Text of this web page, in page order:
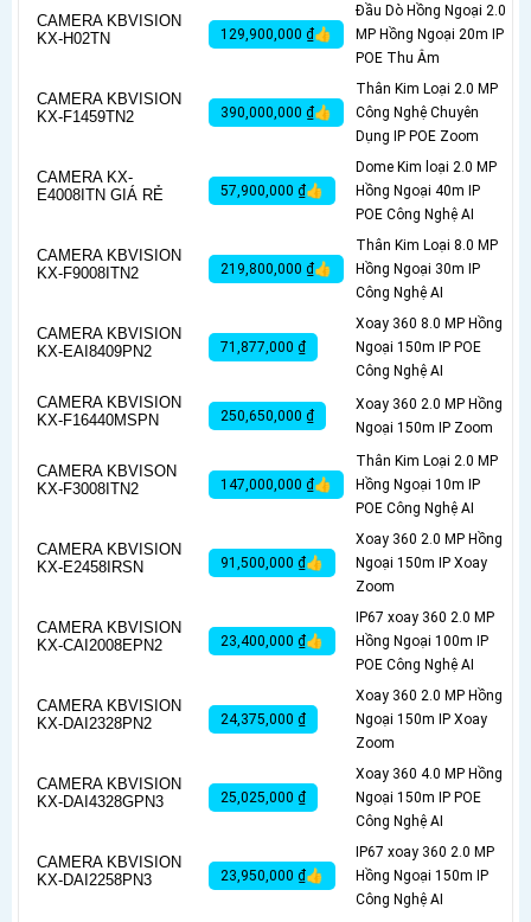
CAMERA KBVISION
KX-H02TN
129,900,000 ₫👍
Đầu Dò Hồng Ngoại 2.0
MP Hồng Ngoại 20m IP
POE Thu Âm
CAMERA KBVISION
KX-F1459TN2
390,000,000 ₫👍
Thân Kim Loại 2.0 MP
Công Nghệ Chuyên
Dụng IP POE Zoom
CAMERA KX-
E4008ITN GIÁ RẺ
57,900,000 ₫👍
Dome Kim loại 2.0 MP
Hồng Ngoại 40m IP
POE Công Nghệ AI
CAMERA KBVISION
KX-F9008ITN2
219,800,000 ₫👍
Thân Kim Loại 8.0 MP
Hồng Ngoại 30m IP
Công Nghệ AI
CAMERA KBVISION
KX-EAI8409PN2
71,877,000 ₫
Xoay 360 8.0 MP Hồng
Ngoại 150m IP POE
Công Nghệ AI
CAMERA KBVISION
KX-F16440MSPN
250,650,000 ₫
Xoay 360 2.0 MP Hồng
Ngoại 150m IP Zoom
CAMERA KBVISON
KX-F3008ITN2
147,000,000 ₫👍
Thân Kim Loại 2.0 MP
Hồng Ngoại 10m IP
POE Công Nghệ AI
CAMERA KBVISION
KX-E2458IRSN
91,500,000 ₫👍
Xoay 360 2.0 MP Hồng
Ngoại 150m IP Xoay
Zoom
CAMERA KBVISION
KX-CAI2008EPN2
23,400,000 ₫👍
IP67 xoay 360 2.0 MP
Hồng Ngoại 100m IP
POE Công Nghệ AI
CAMERA KBVISION
KX-DAI2328PN2
24,375,000 ₫
Xoay 360 2.0 MP Hồng
Ngoại 150m IP Xoay
Zoom
CAMERA KBVISION
KX-DAI4328GPN3
25,025,000 ₫
Xoay 360 4.0 MP Hồng
Ngoại 150m IP POE
Công Nghệ AI
CAMERA KBVISION
KX-DAI2258PN3
23,950,000 ₫👍
IP67 xoay 360 2.0 MP
Hồng Ngoại 150m IP
Công Nghệ AI